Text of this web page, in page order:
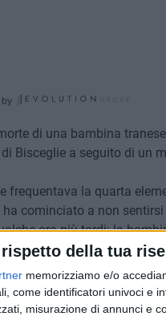
della tua
memorizziamo e/o
come identificatori univoci e
misurazione di annunci e
by
di una bambina
Bisceglie a seguito di un
frequentava la quarta
cominciato a non sentirsi
ora più tardi: la
stata accompagnata dai
martedì ma sono